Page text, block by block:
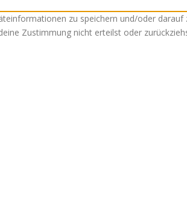
zu speichern und/oder
Zustimmung nicht erteilst oder